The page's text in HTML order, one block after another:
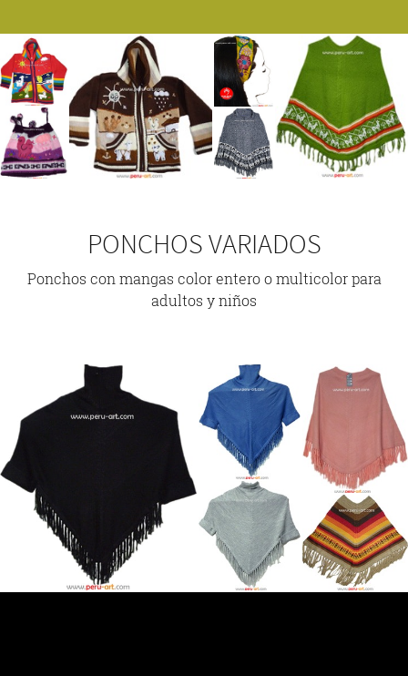
PONCHOS VARIADOS
Ponchos con mangas color entero o multicolor para
adultos y niños